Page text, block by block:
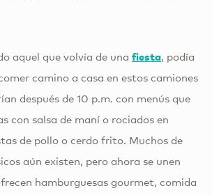
aquel que volvía de una fiesta, podía
camino a casa en estos camiones
después de 10 p.m. con menús que
con salsa de maní o rociados en
de pollo o cerdo frito. Muchos de
aún existen, pero ahora se unen
hamburguesas gourmet, comida